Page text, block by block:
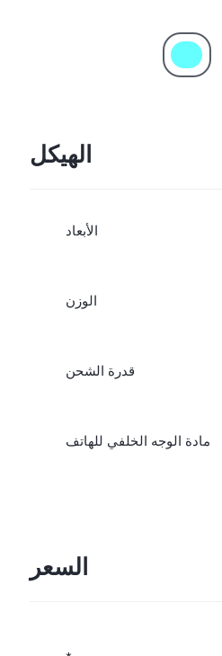
الهيكل
الأبعاد
الوزن
قدرة الشحن
مادة الوجه الخلفي للهاتف
السعر